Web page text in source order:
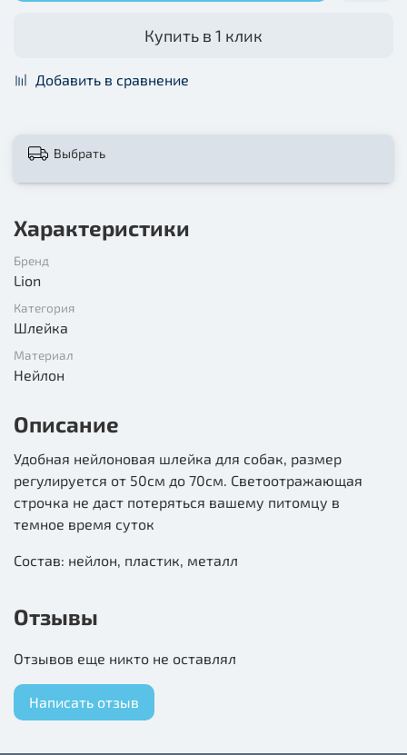
Купить в 1 клик
Добавить в сравнение
Выбрать
Характеристики
Бренд
Lion
Категория
Шлейка
Материал
Нейлон
Описание
Удобная нейлоновая шлейка для собак, размер
регулируется от 50см до 70см. Светоотражающая
строчка не даст потеряться вашему питомцу в
темное время суток
Состав: нейлон, пластик, металл
Отзывы
Отзывов еще никто не оставлял
Написать отзыв